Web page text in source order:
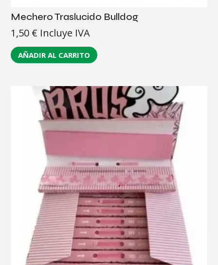
Mechero Traslucido Bulldog
1,50 € Incluye IVA
AÑADIR AL CARRITO